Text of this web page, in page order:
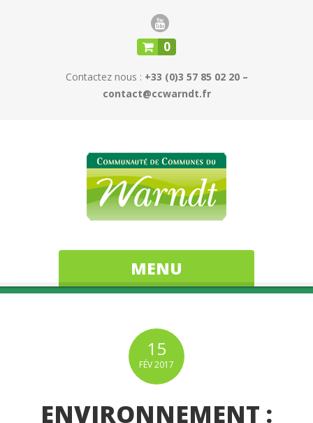
0
Contactez nous : +33 (0)3 57 85 02 20 –
contact@ccwarndt.fr
MENU
15
FÉV2017
ENVIRONNEMENT :